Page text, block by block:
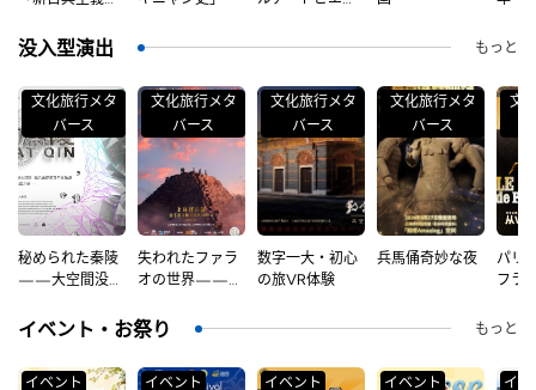
――ヨーロッパ
彫刻と装飾芸術
展
没入型演出 もっと
秘められた秦陵
——大空間没入
文化旅行メタ
バース
失われたファラ
オの世界——没
文化旅行メタ
バース
数字一大・初心
の旅VR体験
文化旅行メタ
バース
兵馬俑奇妙な夜
文化旅行メタ
バース
パリ
フラ
タラ
文
イベント・お祭り もっと
イベント イベント イベント イベント イ